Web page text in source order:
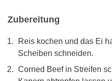
Zubereitung
Reis kochen und das Ei
Scheiben schneiden.
Corned Beef in Streifen